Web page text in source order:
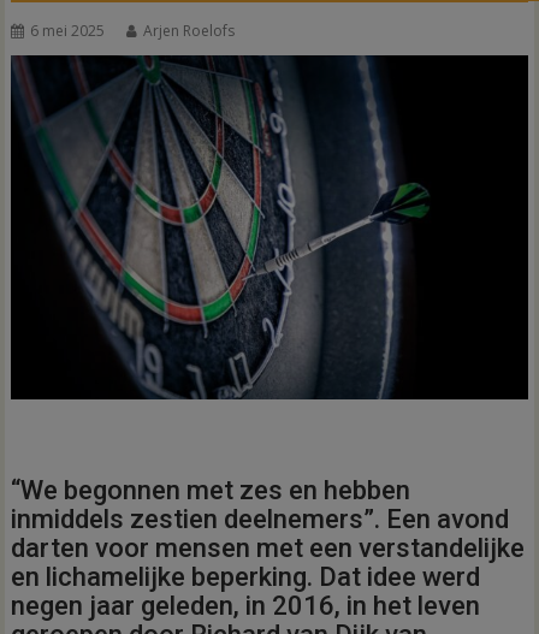
6 mei 2025 Arjen Roelofs
“We begonnen met zes en hebben
inmiddels zestien deelnemers”. Een avond
darten voor mensen met een verstandelijke
en lichamelijke beperking. Dat idee werd
negen jaar geleden, in 2016, in het leven